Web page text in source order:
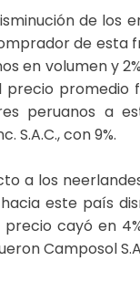
de los
de esta
en volumen y
precio promedio
peruanos a
S.A.C., con 9%.
a los
este país
precio cayó en
Camposol